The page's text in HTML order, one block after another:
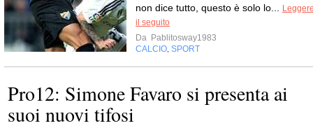
non dice tutto, questo è solo lo...
il seguito
Da Pablitosway1983
CALCIO SPORT
Pro12: Simone Favaro si presenta ai
suoi nuovi tifosi